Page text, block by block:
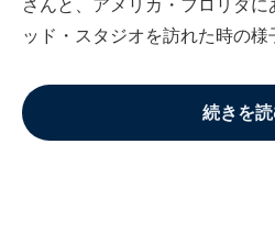
さんと、アメリカ・フロリダ
ッド・スタジオを訪れた時の様
続きを